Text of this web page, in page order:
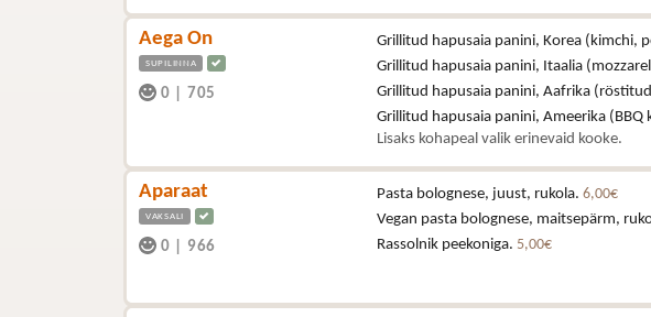
Aega On
SUPILINNA
0 705
Grillitud hapusaia panini, Korea (kimchi,
Grillitud hapusaia panini, Itaalia
Grillitud hapusaia panini, Aafrika
Grillitud hapusaia panini, Ameerika
Lisaks kohapeal valik erinevaid kooke.
Aparaat
VAKSALI
0 966
Pasta bolognese, juust, rukola. 6,00€
Vegan pasta bolognese, maitsepärm,
Rassolnik peekoniga. 5,00€